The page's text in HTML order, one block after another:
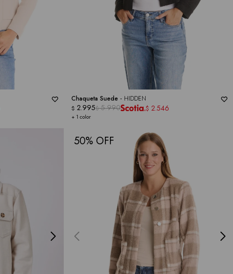
Chaqueta Suede - HIDDEN
+ 1 color
$ 2.995$ 5.990 $ 2.546
50